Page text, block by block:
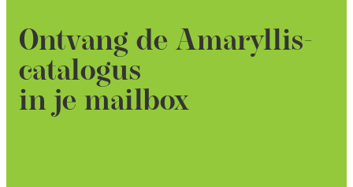
Ontvang de Amaryllis-
catalogus
in je mailbox